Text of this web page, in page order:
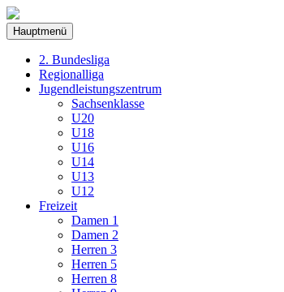
Hauptmenü
2. Bundesliga
Regionalliga
Jugendleistungszentrum
Sachsenklasse
U20
U18
U16
U14
U13
U12
Freizeit
Damen 1
Damen 2
Herren 3
Herren 5
Herren 8